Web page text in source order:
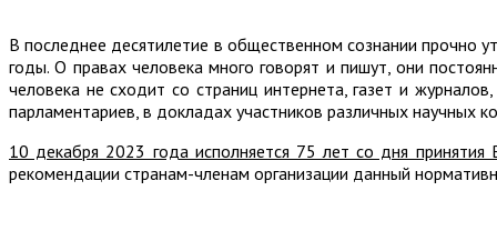
В последнее десятилетие в общественном сознании прочно
годы. О правах человека много говорят и пишут, они
человека не сходит со страниц интернета, газет и
парламентариев, в докладах участников различных научных
10 декабря 2023 года исполняется 75 лет со дня принятия
рекомендации странам-членам организации данный